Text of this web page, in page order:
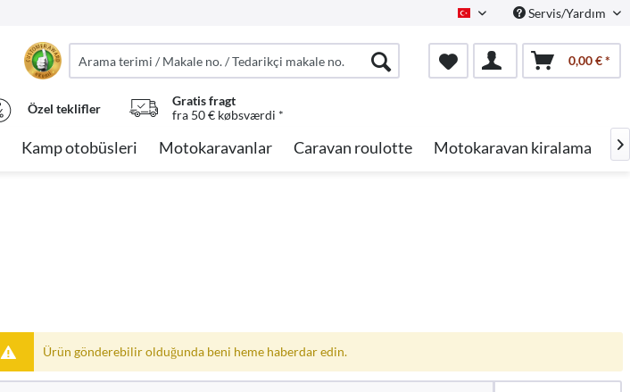
Turkish Servis/Yardım
0,00 € *
Özel teklifler
Gratis fragt
fra 50 € købsværdi *
Kamp otobüsleri Motokaravanlar Caravan roulotte Motokaravan kiralama 
Ürün gönderebilir olduğunda beni heme haberdar edin.